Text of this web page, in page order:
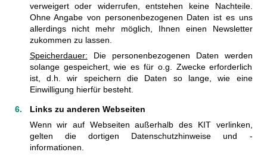
verweigert oder widerrufen, entstehen keine Nachteile.
Ohne Angabe von personenbezogenen Daten ist es uns
allerdings nicht mehr möglich, Ihnen einen Newsletter
zukommen zu lassen.
Speicherdauer: Die personenbezogenen Daten werden
solange gespeichert, wie es für o.g. Zwecke erforderlich
ist, d.h. wir speichern die Daten so lange, wie eine
Einwilligung hierfür besteht.
Links zu anderen Webseiten
Wenn wir auf Webseiten außerhalb des KIT verlinken,
gelten die dortigen Datenschutzhinweise und -
informationen.